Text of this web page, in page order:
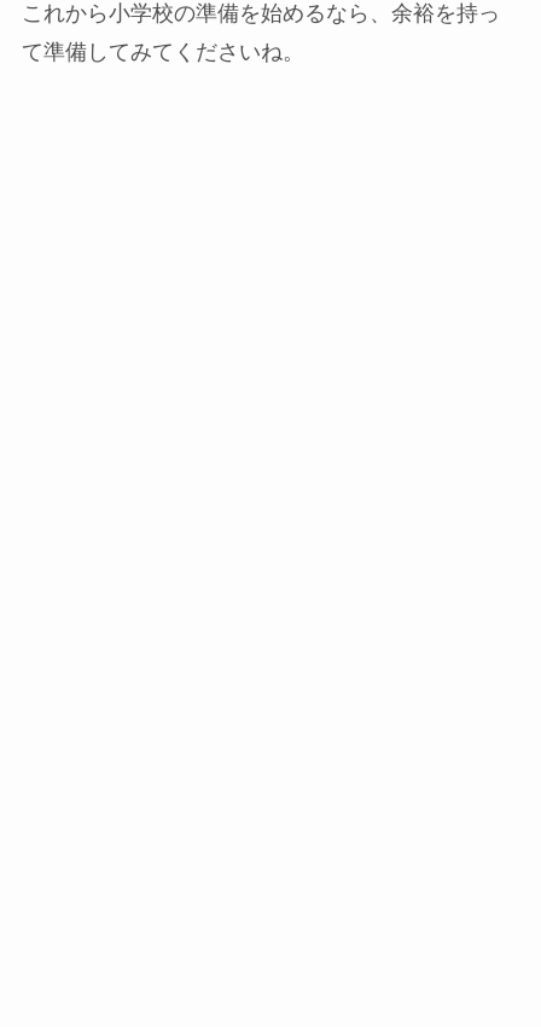
これから小学校の準備を始めるなら、余裕を持っ
て準備してみてくださいね。